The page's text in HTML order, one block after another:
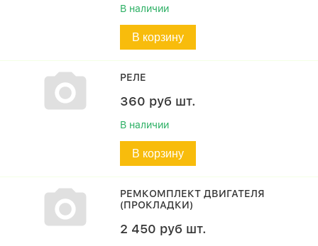
В наличии
В корзину
РЕЛЕ
360 руб шт.
В наличии
В корзину
РЕМКОМПЛЕКТ ДВИГАТЕЛЯ
(ПРОКЛАДКИ)
2 450 руб шт.